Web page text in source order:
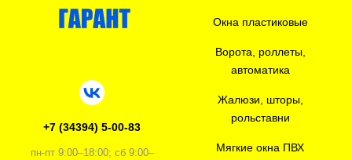
+7 (34394) 5-00-83
пн-пт 9:00–18:00; сб 9:00–
Окна пластиковые
Ворота, роллеты,
автоматика
Жалюзи, шторы,
рольставни
Мягкие окна ПВХ